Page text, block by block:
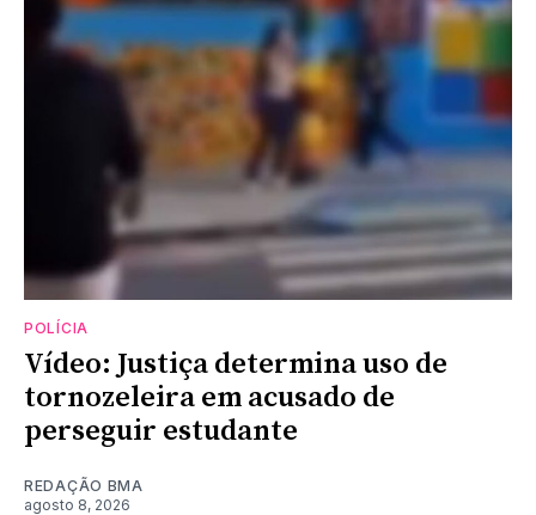
POLÍCIA
Vídeo: Justiça determina uso de
tornozeleira em acusado de
perseguir estudante
REDAÇÃO BMA
agosto 8, 2026